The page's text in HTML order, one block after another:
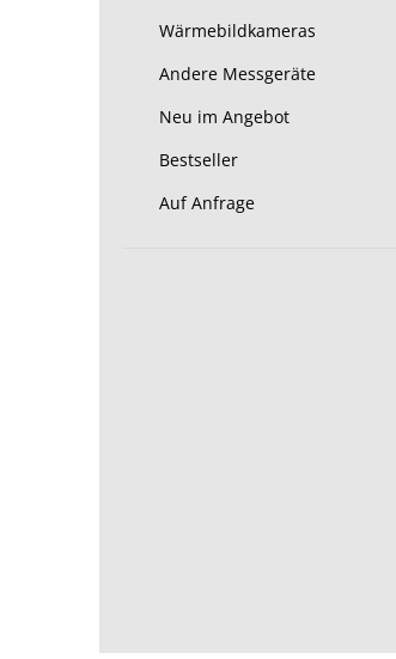
Wärmebildkameras
Andere Messgeräte
Neu im Angebot
Bestseller
Auf Anfrage